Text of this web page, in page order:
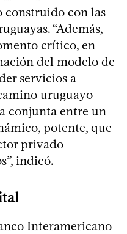
construido con las
“Además,
crítico, en
del modelo de
servicios a
uruguayo
conjunta entre un
potente, que
privado
indicó.
Interamericano